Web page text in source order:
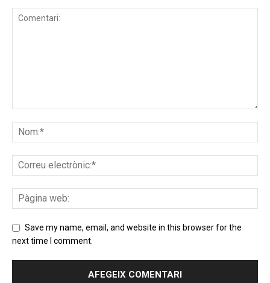
Save my name, email, and website in this browser for the
next time I comment.